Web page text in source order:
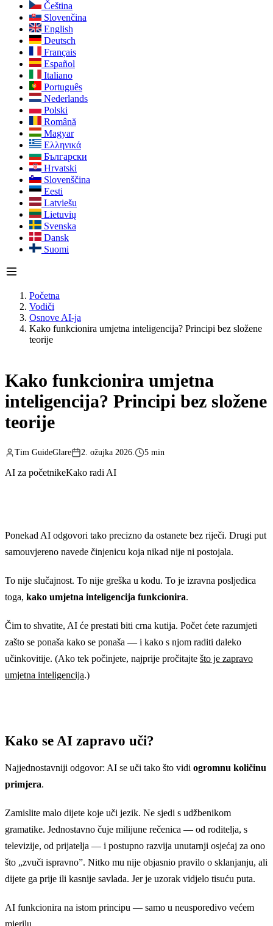
Čeština
Slovenčina
English
Deutsch
Français
Español
Italiano
Português
Nederlands
Polski
Română
Magyar
Ελληνικά
Български
Hrvatski
Slovenščina
Eesti
Latviešu
Lietuvių
Svenska
Dansk
Suomi
Početna
Vodiči
Osnove AI-ja
Kako funkcionira umjetna inteligencija? Principi bez složene
teorije
Kako funkcionira umjetna
inteligencija? Principi bez složene
teorije
Tim GuideGlare 2. ožujka 2026. 5 min
AI za početnikeKako radi AI
Ponekad AI odgovori tako precizno da ostanete bez riječi. Drugi put
samouvjereno navede činjenicu koja nikad nije ni postojala.
To nije slučajnost. To nije greška u kodu. To je izravna posljedica
toga, kako umjetna inteligencija funkcionira.
Čim to shvatite, AI će prestati biti crna kutija. Počet ćete razumjeti
zašto se ponaša kako se ponaša — i kako s njom raditi daleko
učinkovitije. (Ako tek počinjete, najprije pročitajte što je zapravo
umjetna inteligencija.)
Kako se AI zapravo uči?
Najjednostavniji odgovor: AI se uči tako što vidi ogromnu količinu
primjera.
Zamislite malo dijete koje uči jezik. Ne sjedi s udžbenikom
gramatike. Jednostavno čuje milijune rečenica — od roditelja, s
televizije, od prijatelja — i postupno razvija unutarnji osjećaj za ono
što „zvuči ispravno”. Nitko mu nije objasnio pravilo o sklanjanju, ali
dijete ga prije ili kasnije savlada. Jer je uzorak vidjelo tisuću puta.
AI funkcionira na istom principu — samo u neusporedivo većem